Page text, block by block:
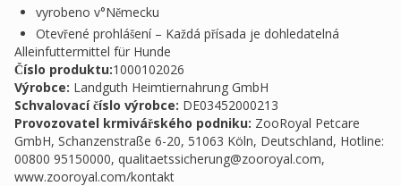
vyrobeno v°Německu
Otevřené prohlášení – Každá přísada je dohledatelná
Alleinfuttermittel für Hunde
Číslo produktu:1000102026
Výrobce: Landguth Heimtiernahrung GmbH
Schvalovací číslo výrobce: DE03452000213
Provozovatel krmivářského podniku: ZooRoyal Petcare
GmbH, Schanzenstraße 6-20, 51063 Köln, Deutschland, Hotline:
00800 95150000, qualitaetssicherung@zooroyal.com,
www.zooroyal.com/kontakt